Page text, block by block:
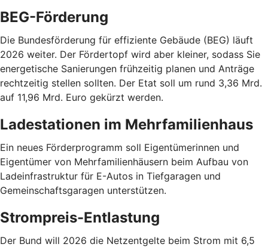
BEG-Förderung
Die Bundesförderung für effiziente Gebäude (BEG) läuft
2026 weiter. Der Fördertopf wird aber kleiner, sodass Sie
energetische Sanierungen frühzeitig planen und Anträge
rechtzeitig stellen sollten. Der Etat soll um rund 3,36 Mrd.
auf 11,96 Mrd. Euro gekürzt werden.
Ladestationen im Mehrfamilienhaus
Ein neues Förderprogramm soll Eigentümerinnen und
Eigentümer von Mehrfamilienhäusern beim Aufbau von
Ladeinfrastruktur für E-Autos in Tiefgaragen und
Gemeinschaftsgaragen unterstützen.
Strompreis-Entlastung
Der Bund will 2026 die Netzentgelte beim Strom mit 6,5